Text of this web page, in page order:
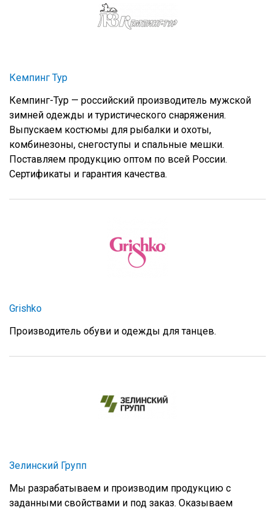
Кемпинг Тур
Кемпинг-Тур — российский производитель мужской
зимней одежды и туристического снаряжения.
Выпускаем костюмы для рыбалки и охоты,
комбинезоны, снегоступы и спальные мешки.
Поставляем продукцию оптом по всей России.
Сертификаты и гарантия качества.
Grishko
Производитель обуви и одежды для танцев.
Зелинский Групп
Мы разрабатываем и производим продукцию с
заданными свойствами и под заказ. Оказываем